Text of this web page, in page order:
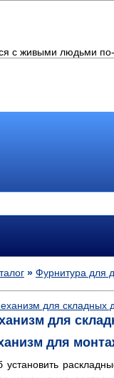
с живыми людьми по-
» Фурнитура для
для
для
установить